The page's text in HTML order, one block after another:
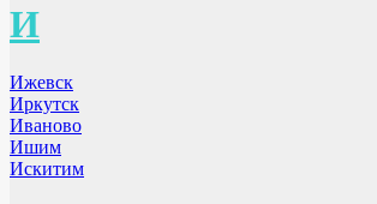
И
Ижевск
Иркутск
Иваново
Ишим
Искитим